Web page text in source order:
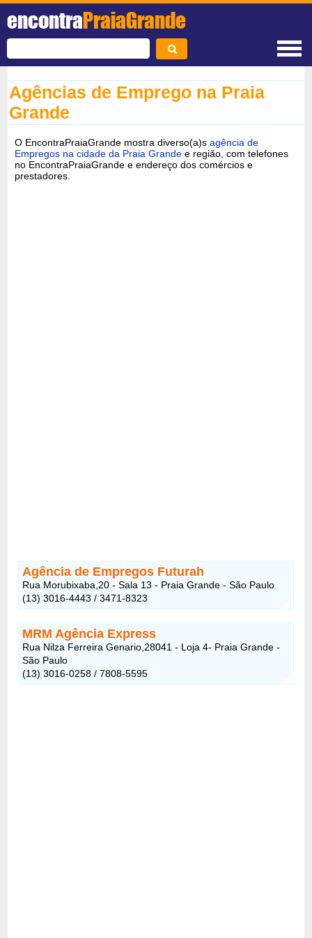
encontraPraiaGrande
Agências de Emprego na Praia
Grande
O EncontraPraiaGrande mostra diverso(a)sagência de
Empregos na cidade da Praia Grande e região, com telefones
no EncontraPraiaGrande e endereço dos comércios e
prestadores.
Agência de Empregos Futurah
Rua Morubixaba,20 - Sala 13 - Praia Grande - São Paulo
(13) 3016-4443 / 3471-8323
MRM Agência Express
Rua Nilza Ferreira Genario,28041 - Loja 4- Praia Grande -
São Paulo
(13) 3016-0258 / 7808-5595